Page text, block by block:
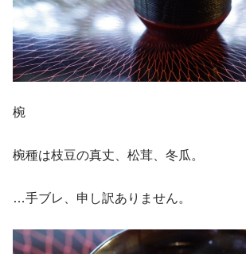
椀
椀種は枝豆の真丈、松茸、冬瓜。
…手ブレ、申し訳ありません。